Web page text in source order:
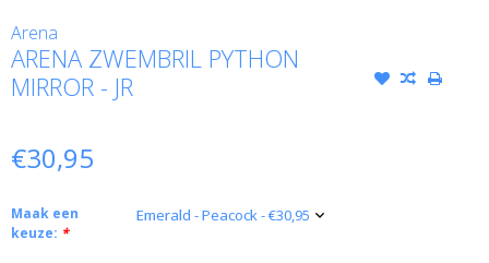
Arena
ARENA ZWEMBRIL PYTHON
MIRROR - JR
€30,95
Maak een
keuze: *